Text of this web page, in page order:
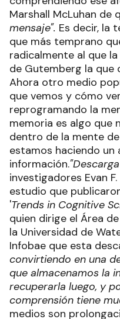
Marshall McLuhan de
mensaje". Es decir, la
que más temprano
radicalmente al que
de Gutemberg la
Ahora otro medio
que vemos y cómo
reprogramando la
memoria es algo que
dentro de la mente
estamos haciendo un
información.
investigadores Evan
estudio que
'Trends in Cognitive
quien dirige el Área
la Universidad de
Infobae que esta
convirtiendo en una
que almacenamos la
recuperarla luego, y
comprensión tiene
medios son